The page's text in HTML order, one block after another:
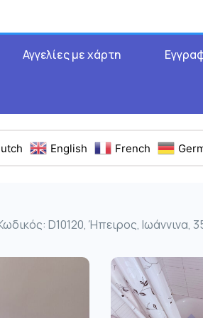
Αγγελίες με χάρτη
English French
D10120, Ήπειρος, Ιωάννινα,